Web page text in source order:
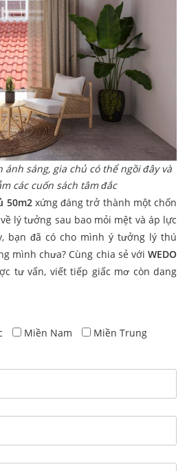
ánh sáng, gia chủ có thể ngồi đây và
các cuốn sách tâm đắc
50m2xứng đáng trở thành một chốn
lý tưởng sau bao mỏi mệt và áp lực
bạn đã có cho mình ý tưởng lý thú
mình chưa? Cùng chia sẻ với WEDO
tư vấn, viết tiếp giấc mơ còn dang
Miền Nam Miền Trung